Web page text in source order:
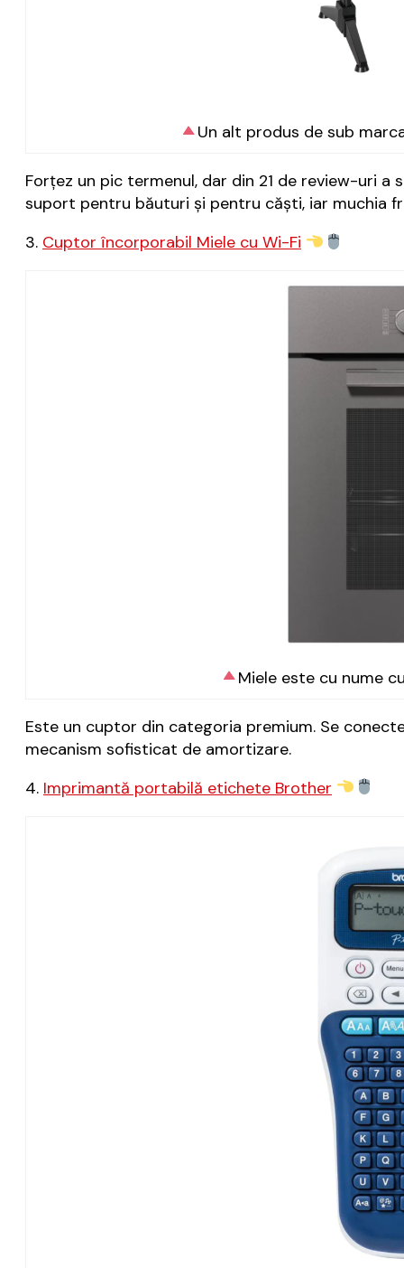
Un alt produs de sub
Forțez un pic termenul, dar din 21 de review-uri
suport pentru băuturi și pentru căști, iar muchia
3. Cuptor încorporabil Miele cu Wi-Fi
Miele este cu nume
Este un cuptor din categoria premium. Se
mecanism sofisticat de amortizare.
4. Imprimantă portabilă etichete Brother